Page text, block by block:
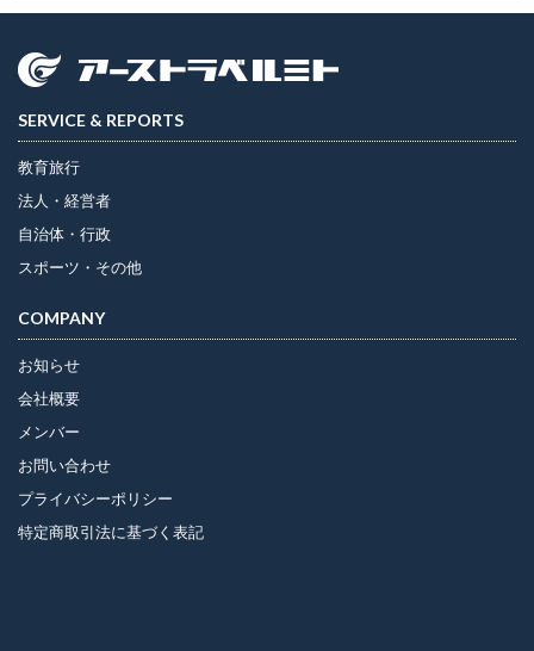
SERVICE & REPORTS
教育旅行
法人・経営者
自治体・行政
スポーツ・その他
COMPANY
お知らせ
会社概要
メンバー
お問い合わせ
プライバシーポリシー
特定商取引法に基づく表記